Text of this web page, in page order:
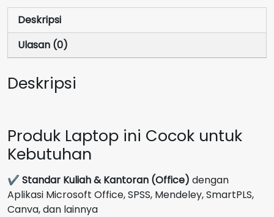
GARANSI
Tahun
Deskripsi
Ulasan (0)
Deskripsi
Produk Laptop ini Cocok untuk
Kebutuhan
✔ Standar Kuliah & Kantoran (Office) dengan
Aplikasi Microsoft Office, SPSS, Mendeley, SmartPLS,
Canva, dan lainnya